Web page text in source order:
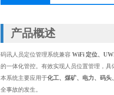
产品概述
码讯人员定位管理系统兼容 WiFi 定位、
的一体化管控。有效实现人员位置管理，具
本系统主要应用于化工、煤矿、电力、码头
全事故的发生。